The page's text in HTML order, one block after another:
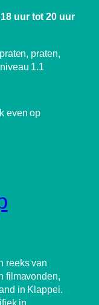
uur tot 20 uur
praten,
1.1
even op
reeks van
filmavonden,
in Klappei.
in